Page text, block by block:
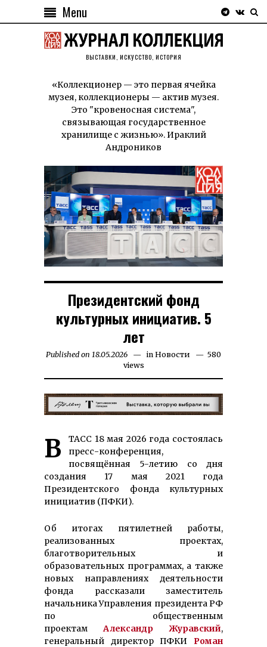
Menu
ВЫСТАВКИ, ИСКУССТВО, ИСТОРИЯ
«Коллекционер — это первая ячейка
музея, коллекционеры — актив музея.
Это "кровеносная система",
связывающая государственное
хранилище с жизнью». Ираклий
Андроников
Президентский фонд
культурных инициатив. 5
лет
Published on 18.05.2026 06.06.2026
in Новости
580
views
В ТАСС 18 мая 2026 года состоялась
пресс-конферен­ция,
посвящённая 5-летию со дня
создания 17 мая 2021 года
Президентского фонда культурных
инициатив (ПФКИ).
Об итогах пятилетней работы,
реализованных проектах,
благотворительных и
образовательных программах, а также
новых направлениях деятельности
фонда рассказали заместитель
начальника Управления президента РФ
по общественным
проектам Александр Журавский,
генеральный директор ПФКИ Роман